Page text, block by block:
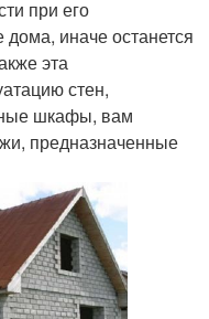
при его
дома, иначе останется
эта
стен,
шкафы, вам
предназначенные